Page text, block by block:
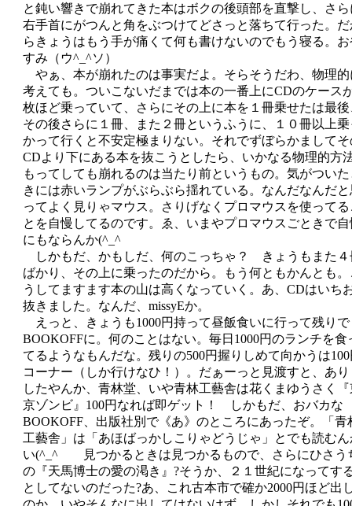
と鈍い響きで崩れてきた本はボクの後頭部を直撃し、さら
右手首にがつんと角をぶつけてどさっと落ちて行った。だ
らきょうはもう手が痛くて何も書けないのでもう寝る。お
すみ（ウ^_^ソ）
やぁ、本が崩れたのは事実だよ。そらそうだわ、物理的
考えても。ついこないだまでは本の一番上にCDのケース
枚ほど乗っていて、さらにその上に本を１冊乗せたは最後
その後さらに１冊、また２冊というふうに、１０冊以上乗
かって行くと不安定極まりない。それでずぼらかましてそ
CDより下にある本を抜こうとしたら、いかなる物理的方
もってしても崩れるのは当たり前というもの。気がついた
きには赤いランプがぶらぶら揺れている。なんだなんだと
ってよく見りゃマウス。さりげなくプロマウスを使ってる
とを自慢してるのです。ゑ、いまやプロマウスごときで自
にもならんか(^_^ゞ
しかもだ、かもしだ、何のこっちゃ？ きょうもまた４
ばかり、その上に乗ったのだから。もう何ともかんとも。
うしてますます本の山は高くなっていく。あ、CDはいち
抜きました。なんだ、missyEか。
えっと、きょうも1000円持って昼飯食いに行って残りで
BOOKOFFに。何のことはない。毎日1000円のランチを食
てるようなもんだな。残りの500円握りしめて向かうは100
コーナー（しか行けなひ！）。だぁーっと見渡すと、あり
したやんか、青林堂、いや青林工藝舎は花くまゆうさく『
京ゾンビ』100円なれば即ゲット！ しかもだ、おバカな
BOOKOFF、出版社別で《あ》のところにあったぞ。「青
工藝舎」は「あほばっかしこりゃどうじゃ」とでも読むん
い(^_^ゞ 見つかるときは見つかるもので、さらにひさう
の『天馬博士の愛の渇き』?そうか、２１世紀になってす
としてないのだった?あ、これ古本市で確か2000円ほど出